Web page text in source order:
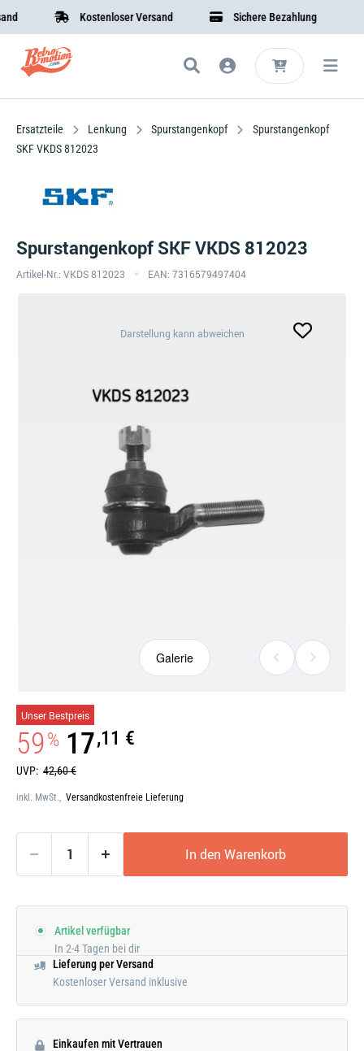
Kostenloser Versand Sichere Bezahlung
Ersatzteile Lenkung Spurstangenkopf
Spurstangenkopf
SKF VKDS 812023
Spurstangenkopf SKF VKDS 812023
Artikel-Nr.: VKDS 812023 EAN: 7316579497404
Galerie
öffnen
Darstellung kann abweichen
Galerie
UVP: 42,60 €
59% 17,11 €
Unser Bestpreis
inkl. MwSt., Versandkostenfreie Lieferung
In den Warenkorb
Artikel verfügbar
In 2-4 Tagen bei dir
Lieferung per Versand
Kostenloser Versand inklusive
Einkaufen mit Vertrauen